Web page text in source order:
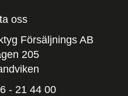
oss
Försäljnings AB
205
- 21 44 00